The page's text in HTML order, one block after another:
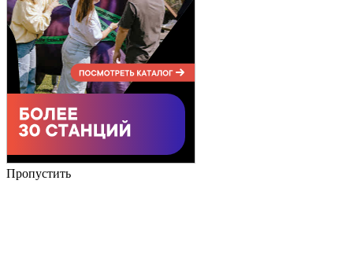
Пропустить